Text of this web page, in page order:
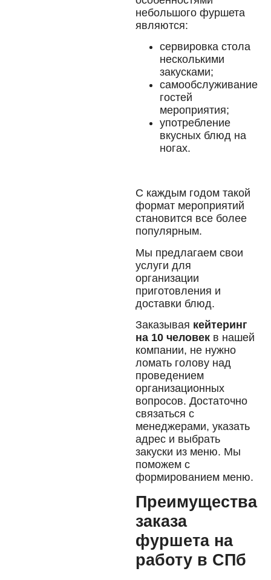
небольшого фуршета
являются:
сервировка стола
несколькими
закусками;
самообслуживание
гостей
мероприятия;
употребление
вкусных блюд на
ногах.
С каждым годом такой
формат мероприятий
становится все более
популярным.
Мы предлагаем свои
услуги для
организации
приготовления и
доставки блюд.
Заказывая кейтеринг
на 10 человек в нашей
компании, не нужно
ломать голову над
проведением
организационных
вопросов. Достаточно
связаться с
менеджерами, указать
адрес и выбрать
закуски из меню. Мы
поможем с
формированием меню.
Преимущества
заказа
фуршета на
работу в СПб